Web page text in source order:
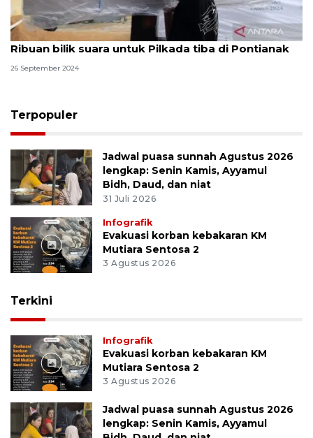
Ribuan bilik suara untuk Pilkada tiba di Pontianak
26 September 2024
Terpopuler
Jadwal puasa sunnah Agustus 2026
lengkap: Senin Kamis, Ayyamul
Bidh, Daud, dan niat
31 Juli 2026
Infografik
Evakuasi korban kebakaran KM
Mutiara Sentosa 2
3 Agustus 2026
Terkini
Infografik
Evakuasi korban kebakaran KM
Mutiara Sentosa 2
3 Agustus 2026
Jadwal puasa sunnah Agustus 2026
lengkap: Senin Kamis, Ayyamul